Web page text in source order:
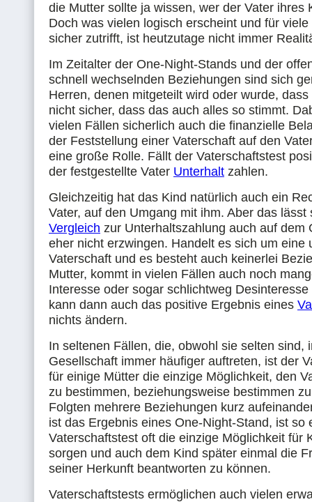
die Mutter sollte ja wissen, wer der Vater ihres
Doch was vielen logisch erscheint und für
sicher zutrifft, ist heutzutage nicht immer
Im Zeitalter der One-Night-Stands und der
schnell wechselnden Beziehungen sind sich
Herren, denen mitgeteilt wird oder wurde,
nicht sicher, dass das auch alles so stimmt.
vielen Fällen sicherlich auch die finanzielle
der Feststellung einer Vaterschaft auf den
eine große Rolle. Fällt der Vaterschaftstest
der festgestellte Vater Unterhalt zahlen.
Gleichzeitig hat das Kind natürlich auch ein
Vater, auf den Umgang mit ihm. Aber das lässt
Vergleich zur Unterhaltszahlung auch auf dem
eher nicht erzwingen. Handelt es sich um eine
Vaterschaft und es besteht auch keinerlei
Mutter, kommt in vielen Fällen auch noch
Interesse oder sogar schlichtweg
kann dann auch das positive Ergebnis eines
nichts ändern.
In seltenen Fällen, die, obwohl sie selten sind,
Gesellschaft immer häufiger auftreten, ist der
für einige Mütter die einzige Möglichkeit, den
zu bestimmen, beziehungsweise bestimmen
Folgten mehrere Beziehungen kurz
ist das Ergebnis eines One-Night-Stand, ist so
Vaterschaftstest oft die einzige Möglichkeit für
sorgen und auch dem Kind später einmal die
seiner Herkunft beantworten zu können.
Vaterschaftstests ermöglichen auch vielen